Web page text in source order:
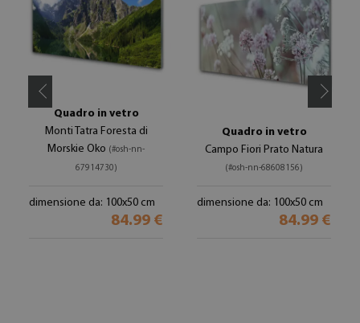
Quadro in vetro
Monti Tatra Foresta di
Morskie Oko (#osh-nn-
67914730)
dimensione da: 100x50 cm
84.99 €
Quadro in vetro
Campo Fiori Prato Natura
(#osh-nn-68608156)
dimensione da: 100x50 cm
84.99 €